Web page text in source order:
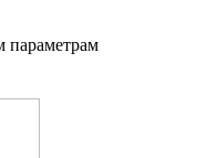
параметрам